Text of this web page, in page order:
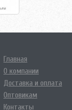
Главная
О компании
Доставка и оплата
Оптовикам
Контакты